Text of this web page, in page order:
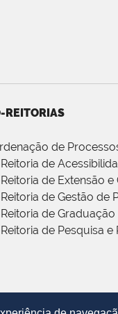
REITORIAS
de
de
de Extensão e
de Gestão de
de Graduação
de Pesquisa